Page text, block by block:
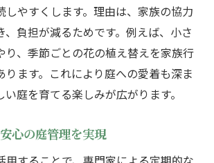
しやすくします。理由は、家族の協力
、負担が減るためです。例えば、小さ
り、季節ごとの花の植え替えを家族行
ります。これにより庭への愛着も深ま
庭を育てる楽しみが広がります。
心の庭管理を実現